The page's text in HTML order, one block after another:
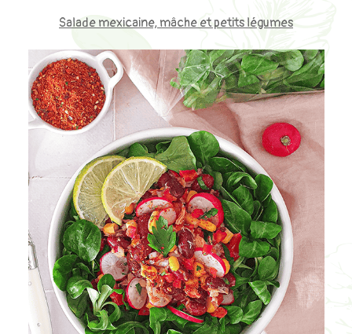
Salade mexicaine, mâche et petits légumes